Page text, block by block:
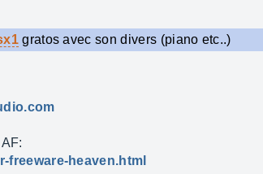
gratos avec son divers (piano etc..)
heaven.html